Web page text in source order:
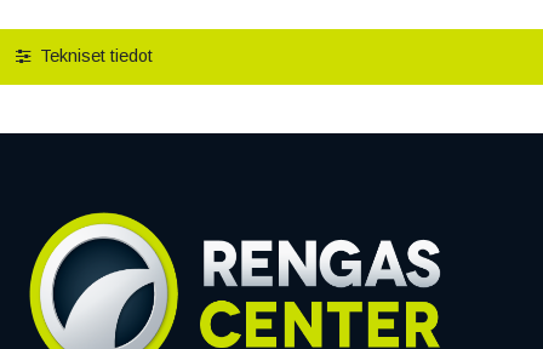
Tekniset tiedot